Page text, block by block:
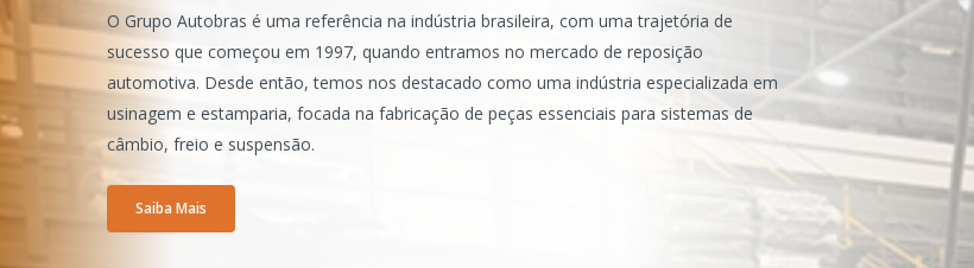
O Grupo Autobras é uma referência na indústria brasileira, com uma trajetória de
sucesso que começou em 1997, quando entramos no mercado de reposição
automotiva. Desde então, temos nos destacado como uma indústria especializada em
usinagem e estamparia, focada na fabricação de peças essenciais para sistemas de
câmbio, freio e suspensão.
Saiba Mais